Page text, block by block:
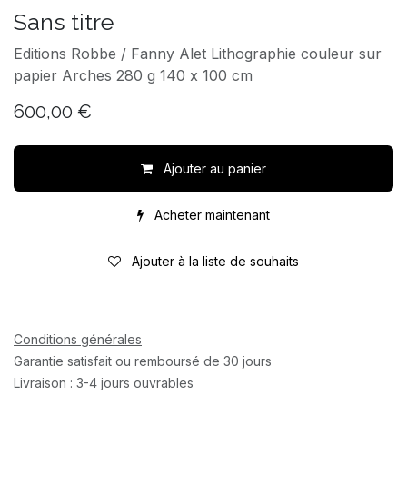
Sans titre
Editions Robbe / Fanny Alet Lithographie couleur sur
papier Arches 280 g 140 x 100 cm
600,00 €
Ajouter au panier
Acheter maintenant
Ajouter à la liste de souhaits
Conditions générales
Garantie satisfait ou remboursé de 30 jours
Livraison : 3-4 jours ouvrables